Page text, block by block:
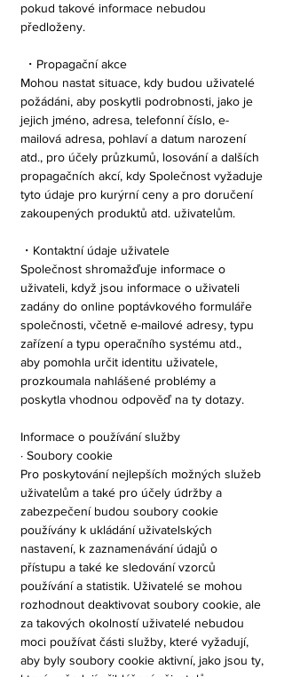
pokud takové informace nebudou
předloženy.
・Propagační akce
Mohou nastat situace, kdy budou uživatelé
požádáni, aby poskytli podrobnosti, jako je
jejich jméno, adresa, telefonní číslo, e-
mailová adresa, pohlaví a datum narození
atd., pro účely průzkumů, losování a dalších
propagačních akcí, kdy Společnost vyžaduje
tyto údaje pro kurýrní ceny a pro doručení
zakoupených produktů atd. uživatelům.
・Kontaktní údaje uživatele
Společnost shromažďuje informace o
uživateli, když jsou informace o uživateli
zadány do online poptávkového formuláře
společnosti, včetně e-mailové adresy, typu
zařízení a typu operačního systému atd.,
aby pomohla určit identitu uživatele,
prozkoumala nahlášené problémy a
poskytla vhodnou odpověď na ty dotazy.
Informace o používání služby
· Soubory cookie
Pro poskytování nejlepších možných služeb
uživatelům a také pro účely údržby a
zabezpečení budou soubory cookie
používány k ukládání uživatelských
nastavení, k zaznamenávání údajů o
přístupu a také ke sledování vzorců
používání a statistik. Uživatelé se mohou
rozhodnout deaktivovat soubory cookie, ale
za takových okolností uživatelé nebudou
moci používat části služby, které vyžadují,
aby byly soubory cookie aktivní, jako jsou ty,